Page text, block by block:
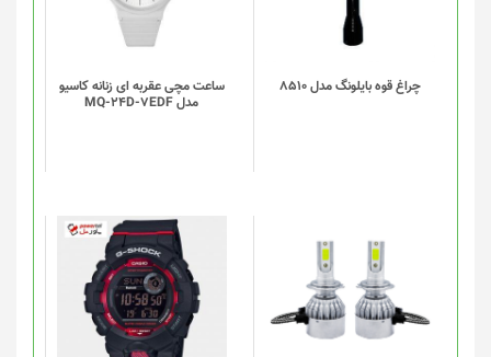
چراغ قوه بایلونگ مدل 8510
ساعت مچی عقربه ای زنانه کاسیو
مدل MQ-24D-7EDF